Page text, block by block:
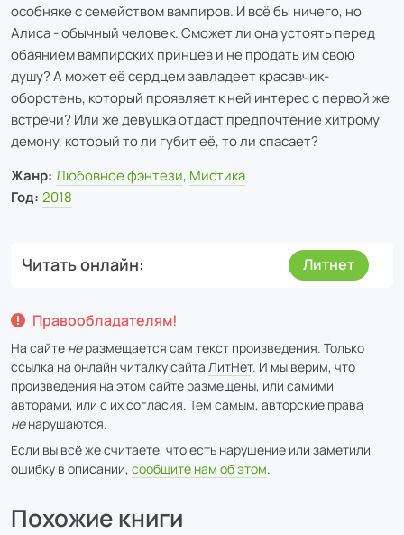
особняке с семейством вампиров. И всё бы ничего, но
Алиса - обычный человек. Сможет ли она устоять перед
обаянием вампирских принцев и не продать им свою
душу? А может её сердцем завладеет красавчик-
оборотень, который проявляет к ней интерес с первой же
встречи? Или же девушка отдаст предпочтение хитрому
демону, который то ли губит её, то ли спасает?
Жанр: Любовное фэнтези, Мистика
Год: 2018
Читать онлайн Литнет
Правообладателям!
На сайте неразмещается сам текст произведения. Только
ссылка на онлайн читалку сайта ЛитНет. И мы верим, что
произведения на этом сайте размещены, или самими
авторами, или с их согласия. Тем самым, авторские права
ненарушаются.
Если вы всё же считаете, что есть нарушение или заметили
ошибку в описании, сообщите нам об этом.
Похожие книги